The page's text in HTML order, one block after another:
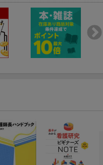
は増えている？
きのポイント ほか
処のありかた